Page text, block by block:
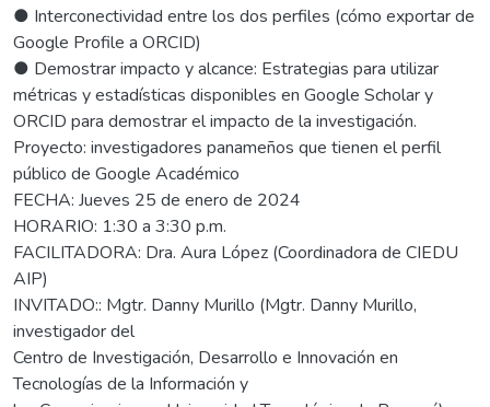
● Interconectividad entre los dos perfiles (cómo exportar de
Google Profile a ORCID)
● Demostrar impacto y alcance: Estrategias para utilizar
métricas y estadísticas disponibles en Google Scholar y
ORCID para demostrar el impacto de la investigación.
Proyecto: investigadores panameños que tienen el perfil
público de Google Académico
FECHA: Jueves 25 de enero de 2024
HORARIO: 1:30 a 3:30 p.m.
FACILITADORA: Dra. Aura López (Coordinadora de CIEDU
AIP)
INVITADO:: Mgtr. Danny Murillo (Mgtr. Danny Murillo,
investigador del
Centro de Investigación, Desarrollo e Innovación en
Tecnologías de la Información y